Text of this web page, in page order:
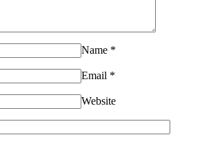
Name *
Email *
Website